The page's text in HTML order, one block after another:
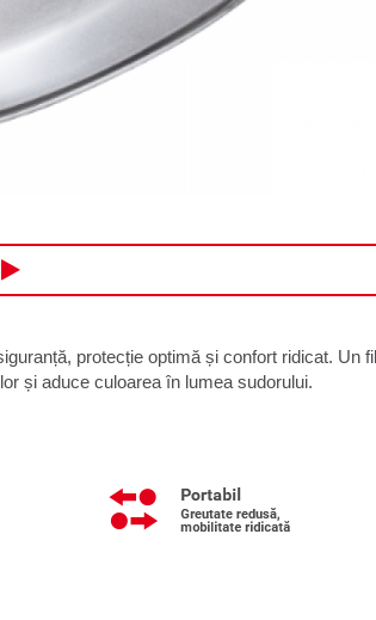
protecție optimă și confort ridicat. Un
și aduce culoarea în lumea sudorului.